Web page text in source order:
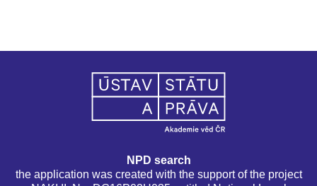
NPD search
the application was created with the support of the project